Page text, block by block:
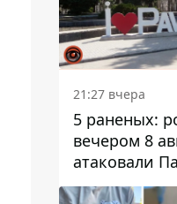
21:27 вчера
5 раненых:
вечером 8
атаковали
возгорание